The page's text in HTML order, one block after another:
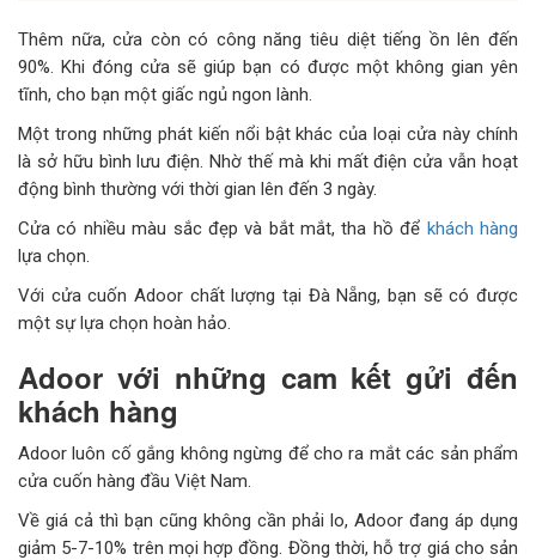
Thêm nữa, cửa còn có công năng tiêu diệt tiếng ồn lên đến
90%. Khi đóng cửa sẽ giúp bạn có được một không gian yên
tĩnh, cho bạn một giấc ngủ ngon lành.
Một trong những phát kiến nổi bật khác của loại cửa này chính
là sở hữu bình lưu điện. Nhờ thế mà khi mất điện cửa vẫn hoạt
động bình thường với thời gian lên đến 3 ngày.
Cửa có nhiều màu sắc đẹp và bắt mắt, tha hồ để khách hàng
lựa chọn.
Với cửa cuốn Adoor chất lượng tại Đà Nẵng, bạn sẽ có được
một sự lựa chọn hoàn hảo.
Adoor với những cam kết gửi đến
khách hàng
Adoor luôn cố gắng không ngừng để cho ra mắt các sản phẩm
cửa cuốn hàng đầu Việt Nam.
Về giá cả thì bạn cũng không cần phải lo, Adoor đang áp dụng
giảm 5-7-10% trên mọi hợp đồng. Đồng thời, hỗ trợ giá cho sản